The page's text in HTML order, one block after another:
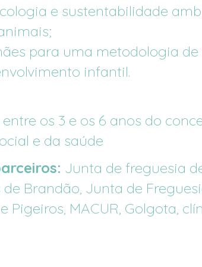
e sustentabilidade
para uma metodologia de
infantil.
os 3 e os 6 anos do
e da saúde
Junta de freguesia
Brandão, Junta de
Pigeiros, MACUR, Golgota,